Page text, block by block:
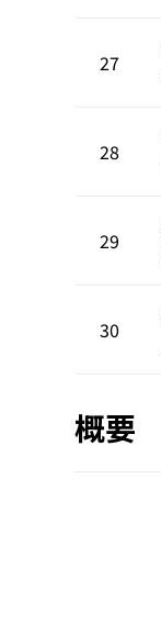
27
28
29
30
概要